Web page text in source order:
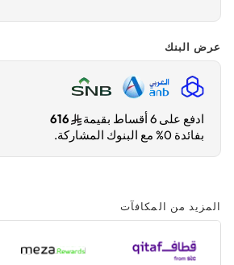
عرض البنك
ادفع على 6 أقساط بقيمة
616
بفائدة 0% مع البنوك المشاركة.
المزيد من المكافآت